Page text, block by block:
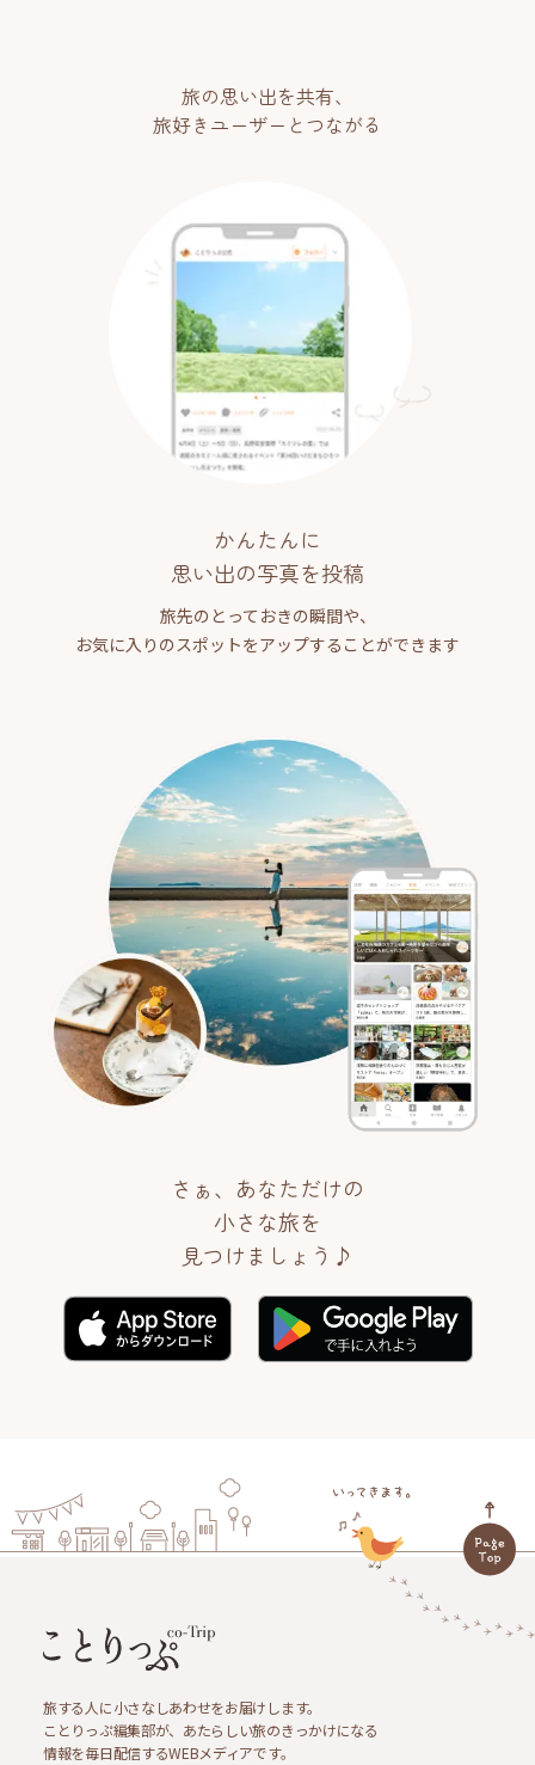
旅の思い出を共有、
旅好きユーザーとつながる
かんたんに
思い出の写真を投稿
旅先のとっておきの瞬間や、
お気に入りのスポットをアップすることができます
さぁ、あなただけの
小さな旅を
見つけましょう♪
旅する人に小さなしあわせをお届けします。
ことりっぷ編集部が、あたらしい旅のきっかけになる
情報を毎日配信するWEBメディアです。